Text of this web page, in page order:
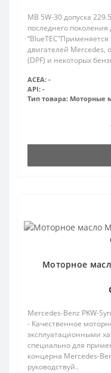
MB 5W-30 допуска
последнего
двигателей
(DPF) и некоторых
ACEA: -
API: -
Тип товара: Моторные
Моторное
Mercedes-Benz PKW-
- Качественное
эксплуатационными
специально для
концерна Mercedes-
руководствуй..